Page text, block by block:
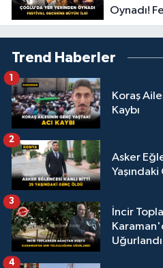
Oynadı!
Trend Haberler
Koraş
Kaybı
1
Asker
2
İncir
Uğurlandı
3
4